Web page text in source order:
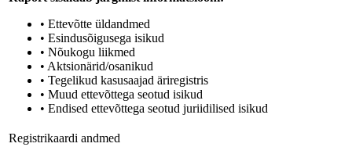
• Ettevõtte üldandmed
• Esindusõigusega isikud
• Nõukogu liikmed
• Aktsionärid/osanikud
• Tegelikud kasusaajad äriregistris
• Muud ettevõttega seotud isikud
• Endised ettevõttega seotud juriidilised isikud
Registrikaardi andmed